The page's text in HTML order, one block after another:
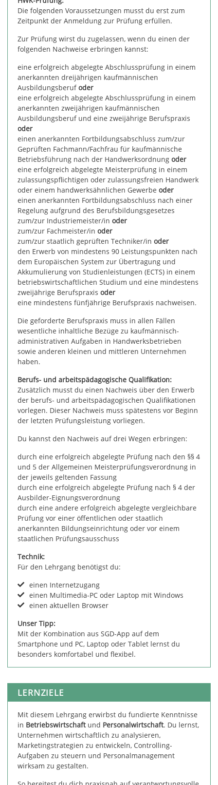
Die folgenden Voraussetzungen musst du erst zum
Zeitpunkt der Anmeldung zur Prüfung erfüllen.
Zur Prüfung wirst du zugelassen, wenn du einen der
folgenden Nachweise erbringen kannst:
eine erfolgreich abgelegte Abschlussprüfung in einem
anerkannten dreijährigen kaufmännischen
Ausbildungsberufoder
eine erfolgreich abgelegte Abschlussprüfung in einem
anerkannten zweijährigen kaufmännischen
Ausbildungsberuf und eine zweijährige Berufspraxis
oder
einen anerkannten Fortbildungsabschluss zum/zur
Geprüften Fachmann/Fachfrau für kaufmännische
Betriebsführung nach der Handwerksordnung oder
eine erfolgreich abgelegte Meisterprüfung in einem
zulassungspflichtigen oder zulassungsfreien Handwerk
oder einem handwerksähnlichen Gewerbe oder
einen anerkannten Fortbildungsabschluss nach einer
Regelung aufgrund des Berufsbildungsgesetzes
zum/zur Industriemeister/in oder
zum/zur Fachmeister/in oder
zum/zur staatlich geprüften Techniker/in oder
den Erwerb von mindestens 90 Leistungspunkten nach
dem Europäischen System zur Übertragung und
Akkumulierung von Studienleistungen (ECTS) in einem
betriebswirtschaftlichen Studium und eine mindestens
zweijährige Berufspraxis oder
eine mindestens fünfjährige Berufspraxis nachweisen.
Die geforderte Berufspraxis muss in allen Fällen
wesentliche inhaltliche Bezüge zu kaufmännisch-
administrativen Aufgaben in Handwerksbetrieben
sowie anderen kleinen und mittleren Unternehmen
haben.
Berufs- und arbeitspädagogische Qualifikation:
Zusätzlich musst du einen Nachweis über den Erwerb
der berufs- und arbeitspädagogischen Qualifikationen
vorlegen. Dieser Nachweis muss spätestens vor Beginn
der letzten Prüfungsleistung vorliegen.
Du kannst den Nachweis auf drei Wegen erbringen:
durch eine erfolgreich abgelegte Prüfung nach den §§ 4
und 5 der Allgemeinen Meisterprüfungsverordnung in
der jeweils geltenden Fassung
durch eine erfolgreich abgelegte Prüfung nach § 4 der
Ausbilder-Eignungsverordnung
durch eine andere erfolgreich abgelegte vergleichbare
Prüfung vor einer öffentlichen oder staatlich
anerkannten Bildungseinrichtung oder vor einem
staatlichen Prüfungsausschuss
Technik:
Für den Lehrgang benötigst du:
einen Internetzugang
einen Multimedia-PC oder Laptop mit Windows
einen aktuellen Browser
Unser Tipp:
Mit der Kombination aus SGD-App auf dem
Smartphone und PC, Laptop oder Tablet lernst du
besonders komfortabel und flexibel.
LERNZIELE
Mit diesem Lehrgang erwirbst du fundierte Kenntnisse
in Betriebswirtschaftund Personalwirtschaft. Du lernst,
Unternehmen wirtschaftlich zu analysieren,
Marketingstrategien zu entwickeln, Controlling-
Aufgaben zu steuern und Personalmanagement
wirksam zu gestalten.